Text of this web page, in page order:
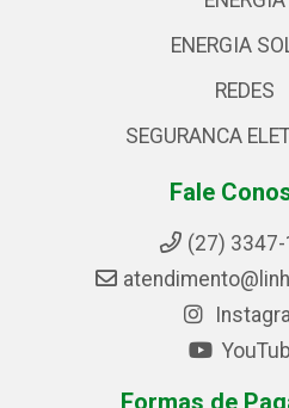
ENERGIA
REDES
SEGURANCA
Fale
(27)
Formas de